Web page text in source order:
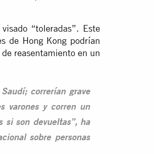
“toleradas”. Este
de Hong Kong podrían
reasentamiento en un
correrían grave
varones y corren un
si son devueltas”, ha
sobre personas